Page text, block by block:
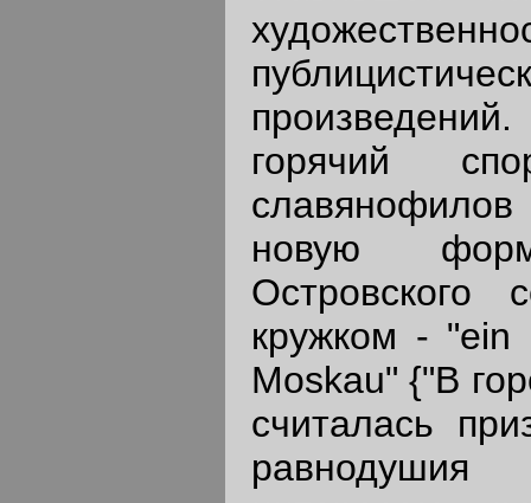
горячий
новую
Островского
кружком - "ein
Moskau" {"В
считалась